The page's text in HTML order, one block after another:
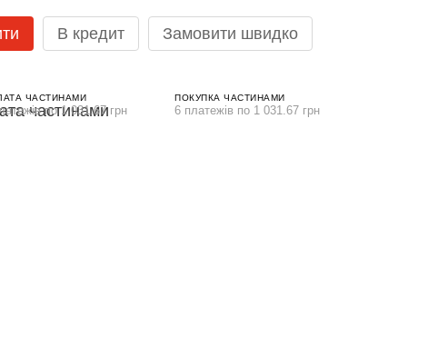
В кредит Замовити швидко
ЧАСТИНАМИ
по 1 031.67 грн
ПОКУПКА ЧАСТИНАМИ
6 платежів по 1 031.67 грн